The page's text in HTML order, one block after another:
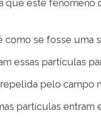
que este fenômeno
se fosse uma
essas partículas
pelo campo
partículas entram